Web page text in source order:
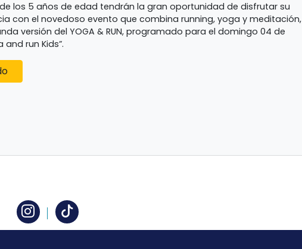
los 5 años de edad tendrán la gran oportunidad de disfrutar su
con el novedoso evento que combina running, yoga y meditación,
versión del YOGA & RUN, programado para el domingo 04 de
and run Kids”.